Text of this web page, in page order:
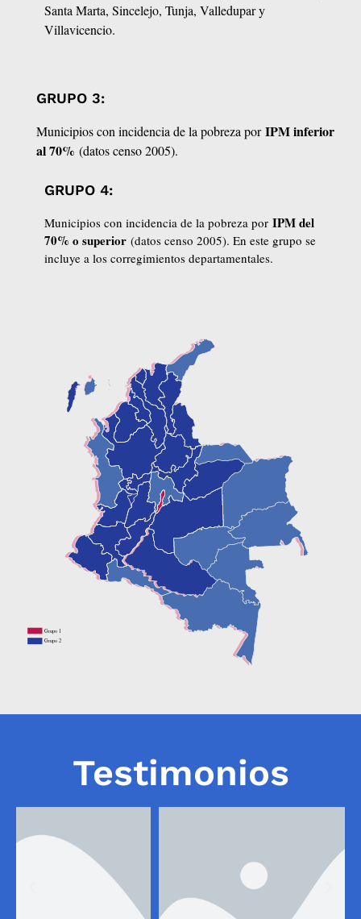
Santa Marta, Sincelejo, Tunja, Valledupar y
Villavicencio.
GRUPO 3:
Municipios con incidencia de la pobreza porIPM inferior
al 70% (datos censo 2005).
GRUPO 4:
Municipios con incidencia de la pobreza por IPM del
70% o superior (datos censo 2005). En este grupo se
incluye a los corregimientos departamentales.
Testimonios